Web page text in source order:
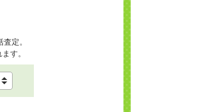
定。
す。